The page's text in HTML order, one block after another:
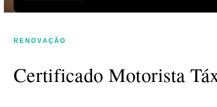
RENOVAÇÃO
Certificado Motorista